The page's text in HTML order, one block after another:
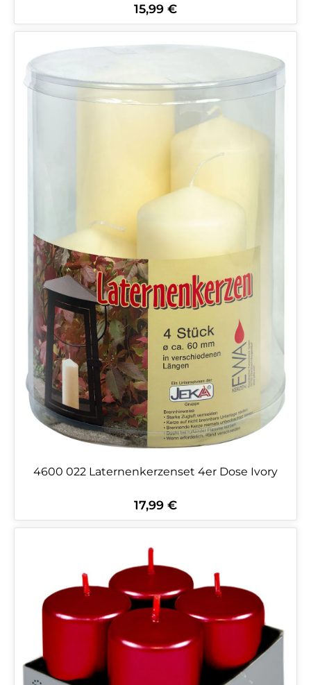
Regulärer Preis:
15,99 €
4600 022 Laternenkerzenset 4er Dose Ivory
Regulärer Preis:
17,99 €